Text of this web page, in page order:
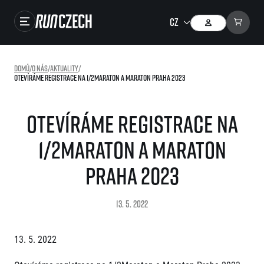
Výsledky
RunCzech Store
Running Mall
Jak to funguje
Domů/O nás/Aktuality/
Otevíráme registrace na 1/2Maraton a Maraton Praha 2023
Otevíráme registrace na
1/2Maraton a Maraton
Praha 2023
13. 5. 2022
13. 5. 2022